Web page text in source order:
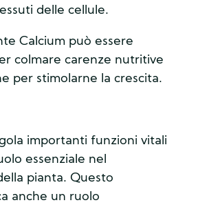
delle cellule.
Calcium può essere
colmare carenze nutritive
per stimolarne la crescita.
importanti funzioni vitali
essenziale nel
pianta. Questo
anche un ruolo